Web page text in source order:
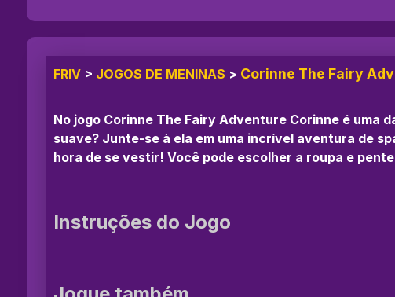
FRIV > JOGOS DE MENINAS > Corinne The Fairy
No jogo Corinne The Fairy Adventure Corinne é uma
suave? Junte-se à ela em uma incrível aventura de
hora de se vestir! Você pode escolher a roupa e
Instruções do Jogo